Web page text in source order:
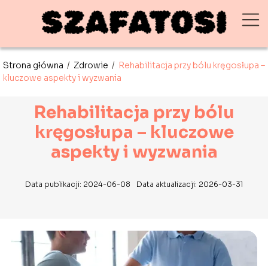
Strona główna / Zdrowie / Rehabilitacja przy bólu kręgosłupa –
kluczowe aspekty i wyzwania
Rehabilitacja przy bólu
kręgosłupa – kluczowe
aspekty i wyzwania
Data publikacji: 2024-06-08 Data aktualizacji: 2026-03-31